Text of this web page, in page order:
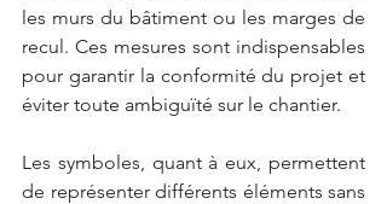
les murs du bâtiment ou les marges de
recul. Ces mesures sont indispensables
pour garantir la conformité du projet et
éviter toute ambiguïté sur le chantier.
Les symboles, quant à eux, permettent
de représenter différents éléments sans